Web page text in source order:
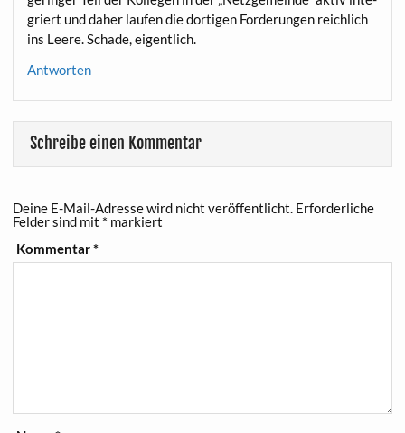
griert und daher lau­fen die dor­ti­gen For­de­run­gen reich­lich
ins Lee­re. Scha­de, eigentlich.
Antworten
Schreibe einen Kommentar
Deine E-Mail-Adresse wird nicht veröffentlicht. Erforderliche
Felder sind mit * markiert
Kommentar*